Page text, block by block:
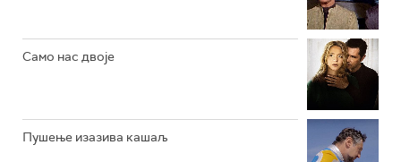
Само нас двоје
Пушење изазива кашаљ